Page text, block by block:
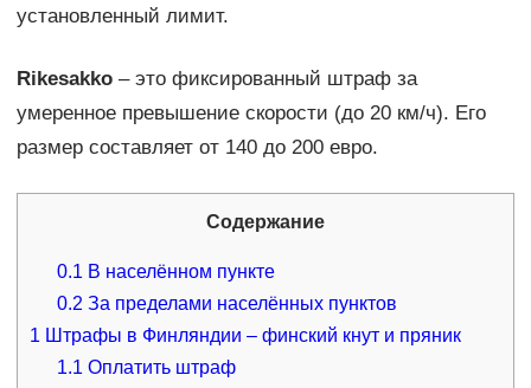
установленный лимит.
Rikesakko– это фиксированный штраф за
умеренное превышение скорости (до 20 км/ч). Его
размер составляет от 140 до 200 евро.
Содержание
0.1 В населённом пункте
0.2 За пределами населённых пунктов
1Штрафы в Финляндии – финский кнут и пряник
1.1 Оплатить штраф